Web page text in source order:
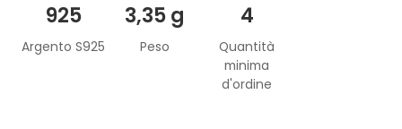
925
Argento S925
3,35 g
Peso
4
Quantità
minima
d'ordine